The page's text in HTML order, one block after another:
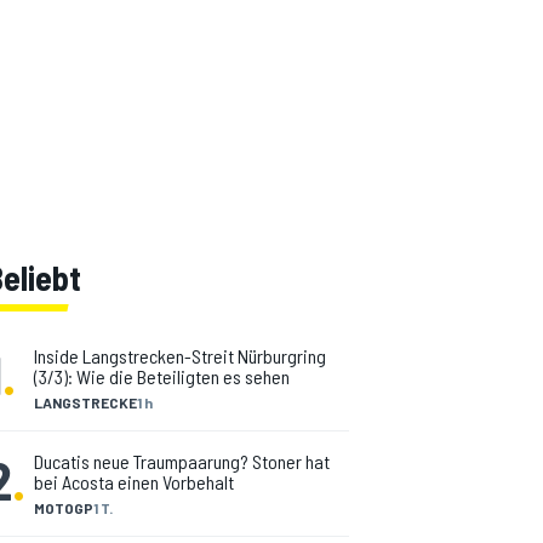
. LANGSTRECKE1 h
Inside Langstrecken-Streit Nürburgring
(3/3): Wie die Beteiligten es sehen
. MOTOGP1 T.
Ducatis neue Traumpaarung? Stoner hat
bei Acosta einen Vorbehalt